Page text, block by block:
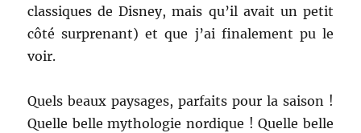
classiques de Disney, mais qu’il avait un petit
côté surprenant) et que j’ai finalement pu le
voir.
Quels beaux paysages, parfaits pour la saison !
Quelle belle mythologie nordique ! Quelle belle